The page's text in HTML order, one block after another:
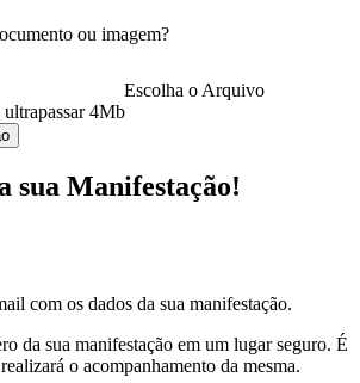
ou imagem?
Escolha o Arquivo
4Mb
sua Manifestação!
com os dados da sua manifestação.
da sua manifestação em um lugar seguro. É
o acompanhamento da mesma.